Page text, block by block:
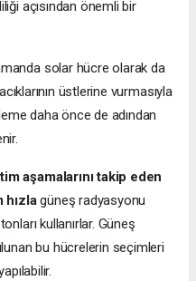
açısından önemli bir
solar hücre olarak da
üstlerine vurmasıyla
daha önce de adından
aşamalarını takip eden
hızlagüneş radyasyonu
kullanırlar. Güneş
bu hücrelerin seçimleri